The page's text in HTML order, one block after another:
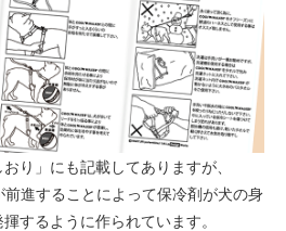
り」にも記載してありますが、
前進することによって保冷剤が犬の身
するように作られています。